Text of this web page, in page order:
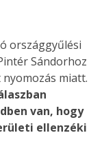
országgyűlési
Sándorhoz
miatt.
van, hogy
ellenzéki